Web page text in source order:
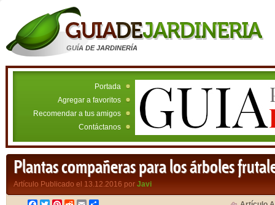
GUÍA DE JARDINERÍA
Portada
Agregar a favoritos
Recomendar a tus amigos
Contáctanos
Plantas compañeras para los árboles
Artículo Publicado el 13.12.2016 por Javi